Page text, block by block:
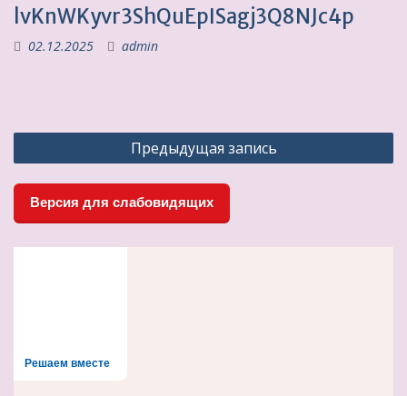
lvKnWKyvr3ShQuEpISagj3Q8NJc4p
02.12.2025 admin
Навигация
по
записям
Предыдущая запись
Версия для слабовидящих
Решаем вместе